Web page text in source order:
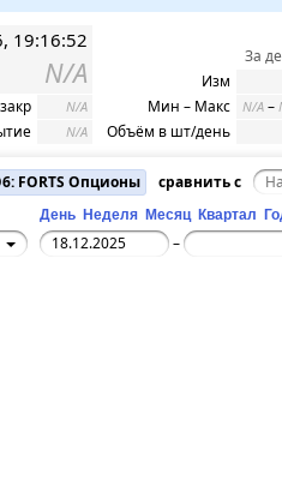
19:16:52
N/A
N/A
N/A
За
Изм
Мин – Макс
N/A –
Объём в шт/день
FORTS Опционы
сравнить с
День Неделя Месяц Квартал
–